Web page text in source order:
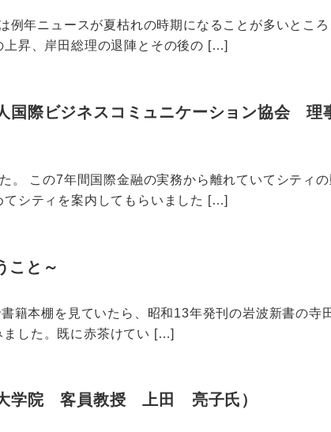
年ニュースが夏枯れの時期になることが多いとこ
昇、岸田総理の退陣とその後の […]
国際ビジネスコミュニケーション協会
この7年間国際金融の実務から離れていてシティ
てシティを案内してもらいました […]
こと～
籍本棚を見ていたら、昭和13年発刊の岩波新書の寺
ました。既に赤茶けてい […]
大学院 客員教授 上田 亮子氏）